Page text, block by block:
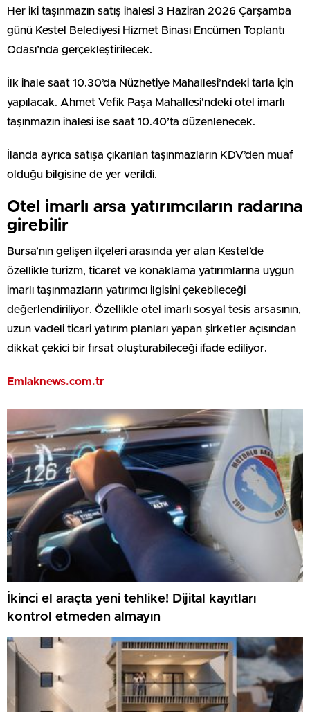
Her iki taşınmazın satış ihalesi 3 Haziran 2026 Çarşamba
günü Kestel Belediyesi Hizmet Binası Encümen Toplantı
Odası’nda gerçekleştirilecek.
İlk ihale saat 10.30’da Nüzhetiye Mahallesi’ndeki tarla için
yapılacak. Ahmet Vefik Paşa Mahallesi’ndeki otel imarlı
taşınmazın ihalesi ise saat 10.40’ta düzenlenecek.
İlanda ayrıca satışa çıkarılan taşınmazların KDV’den muaf
olduğu bilgisine de yer verildi.
Otel imarlı arsa yatırımcıların radarına
girebilir
Bursa’nın gelişen ilçeleri arasında yer alan Kestel’de
özellikle turizm, ticaret ve konaklama yatırımlarına uygun
imarlı taşınmazların yatırımcı ilgisini çekebileceği
değerlendiriliyor. Özellikle otel imarlı sosyal tesis arsasının,
uzun vadeli ticari yatırım planları yapan şirketler açısından
dikkat çekici bir fırsat oluşturabileceği ifade ediliyor.
Emlaknews.com.tr
İkinci el araçta yeni tehlike! Dijital kayıtları
kontrol etmeden almayın